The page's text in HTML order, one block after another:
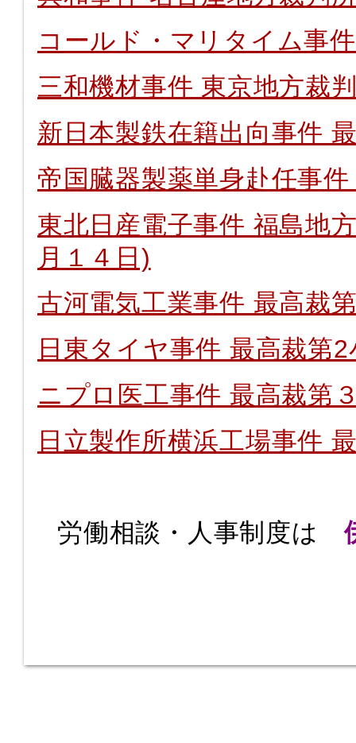
コールド・マリタイム事
三和機材事件 東京地方裁
新日本製鉄在籍出向事件
帝国臓器製薬単身赴任事
東北日産電子事件 福島地
月１４日)
古河電気工業事件 最高裁
日東タイヤ事件 最高裁第
ニプロ医工事件 最高裁第
日立製作所横浜工場事件
労働相談・人事制度は